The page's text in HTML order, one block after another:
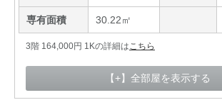
専有面積 30.22㎡
3階 164,000円 1Kの詳細は こちら
【+】全部屋を表示する